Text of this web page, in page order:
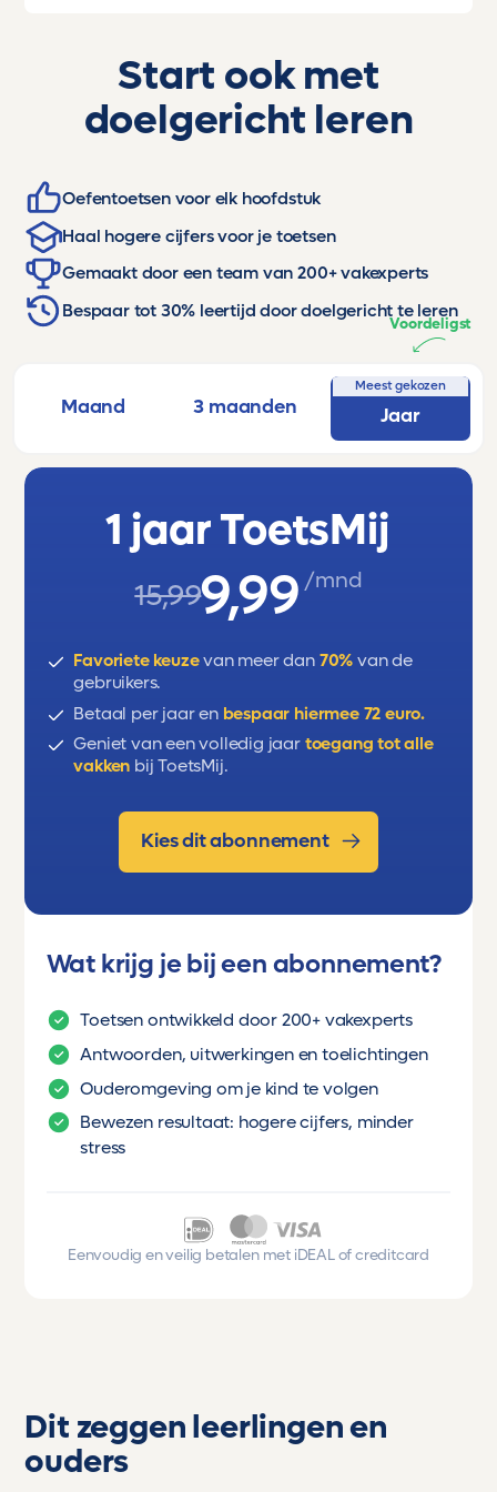
Start ook met
doelgericht leren
Oefentoetsen voor elk hoofdstuk
Haal hogere cijfers voor je toetsen
Gemaakt door een team van 200+ vakexperts
Bespaar tot 30% leertijd door doelgericht te leren
Maand 3 maanden
Meest gekozen
Jaar
Voordeligst
1 jaar ToetsMij
15,999,99 /mnd
Favoriete keuzevan meer dan 70% van de
gebruikers.
Betaal per jaar en bespaar hiermee 72 euro.
Geniet van een volledig jaar toegang tot alle
vakken bij ToetsMij.
Kies dit abonnement
Wat krijg je bij een abonnement?
Toetsen ontwikkeld door 200+ vakexperts
Antwoorden, uitwerkingen en toelichtingen
Ouderomgeving om je kind te volgen
Bewezen resultaat: hogere cijfers, minder
stress
Eenvoudig en veilig betalen met iDEAL of creditcard
Dit zeggen leerlingen en
ouders